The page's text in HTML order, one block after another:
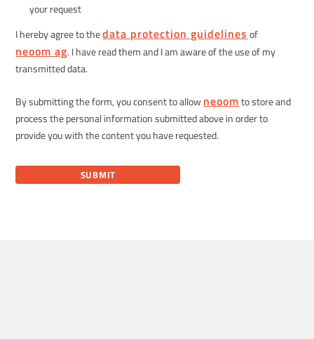
your request
I hereby agree to thedata protection guidelines of
neoom ag. I have read them and I am aware of the use of my
transmitted data.
By submitting the form, you consent to allow neoomto store and
process the personal information submitted above in order to
provide you with the content you have requested.